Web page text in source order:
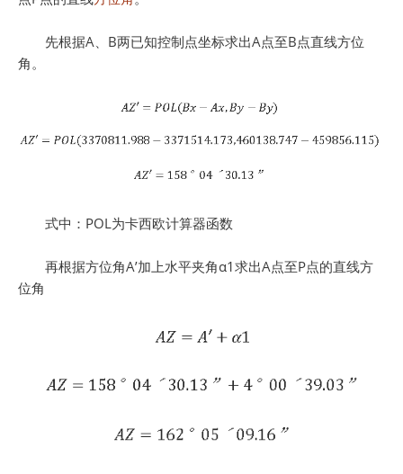
先根据A、B两已知控制点坐标求出A点至B点直线方位
角。
式中：POL为卡西欧计算器函数
再根据方位角A’加上水平夹角α1求出A点至P点的直线方
位角